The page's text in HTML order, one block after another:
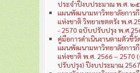
ประจำปีงบประมาณ พ.ศ. ๒
แผนพัฒนามหาวิทยาลัยการ
แห่งชาติ วิทยาเขตตรัง พ.ศ
- 2570 ฉบับปรับปรุง พ.ศ
คู่มือการดำเนินงานตามตัวชี้วัด
แผนพัฒนามหาวิทยาลัยการ
แห่งชาติ พ.ศ. 2566 – 2570
ปรับปรุง) ปีงบประมาณ 2567